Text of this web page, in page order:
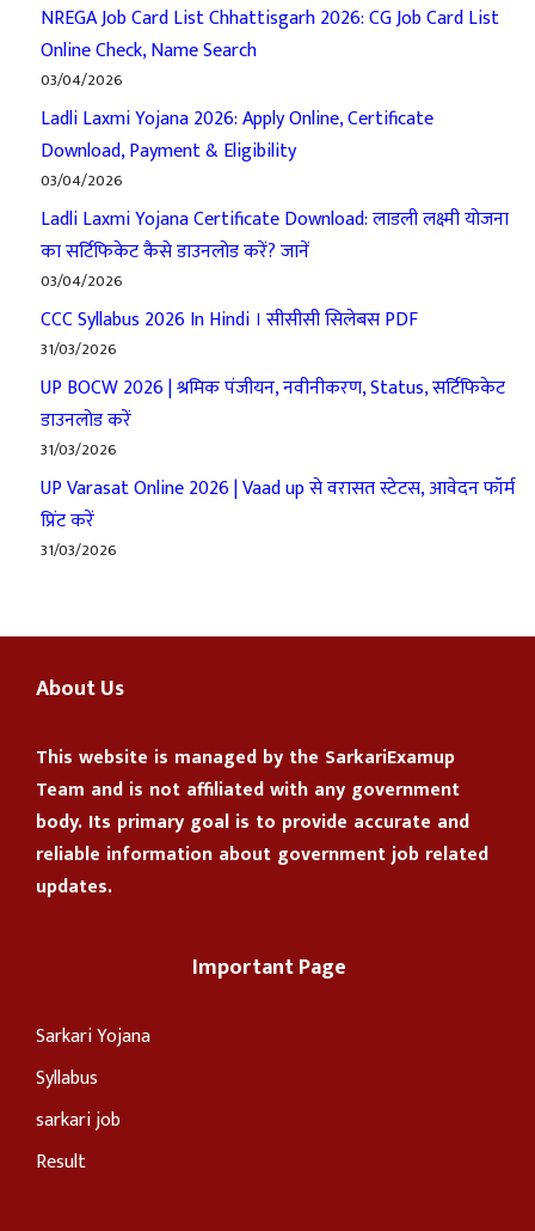
NREGA Job Card List Chhattisgarh 2026: CG Job Card List
Online Check, Name Search
03/04/2026
Ladli Laxmi Yojana 2026: Apply Online, Certificate
Download, Payment & Eligibility
03/04/2026
Ladli Laxmi Yojana Certificate Download: लाडली लक्ष्मी योजना
का सर्टिफिकेट कैसे डाउनलोड करें? जानें
03/04/2026
CCC Syllabus 2026 In Hindi । सीसीसी सिलेबस PDF
31/03/2026
UP BOCW 2026 | श्रमिक पंजीयन, नवीनीकरण, Status, सर्टिफिकेट
डाउनलोड करें
31/03/2026
UP Varasat Online 2026 | Vaad up से वरासत स्टेटस, आवेदन फॉर्म
प्रिंट करें
31/03/2026
About Us
This website is managed by the SarkariExamup
Team and is not affiliated with any government
body. Its primary goal is to provide accurate and
reliable information about government job related
updates.
Important Page
Sarkari Yojana
Syllabus
sarkari job
Result